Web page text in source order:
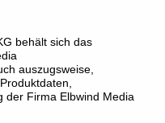
behält sich das
auszugsweise,
der Firma Elbwind Media